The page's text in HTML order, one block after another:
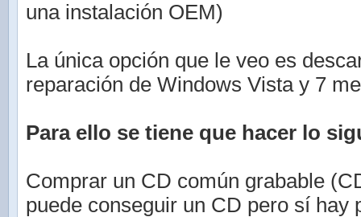
una instalación OEM)
La única opción que le veo es
reparación de Windows Vista y 7
Para ello se tiene que hacer lo
Comprar un CD común grabable
puede conseguir un CD pero sí hay